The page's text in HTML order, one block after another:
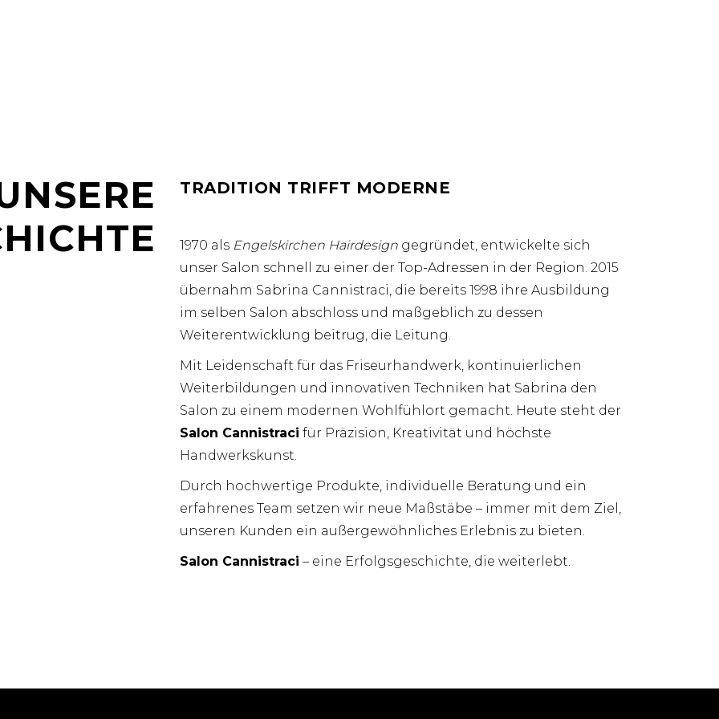
TRADITION TRIFFT MODERNE
1970 als Engelskirchen Hairdesign gegründet, entwickelte sich
unser Salon schnell zu einer der Top-Adressen in der Region. 2015
übernahm Sabrina Cannistraci, die bereits 1998 ihre Ausbildung
im selben Salon abschloss und maßgeblich zu dessen
Weiterentwicklung beitrug, die Leitung.
Mit Leidenschaft für das Friseurhandwerk, kontinuierlichen
Weiterbildungen und innovativen Techniken hat Sabrina den
Salon zu einem modernen Wohlfühlort gemacht. Heute steht der
Salon Cannistraci für Präzision, Kreativität und höchste
Handwerkskunst.
Durch hochwertige Produkte, individuelle Beratung und ein
erfahrenes Team setzen wir neue Maßstäbe – immer mit dem Ziel,
unseren Kunden ein außergewöhnliches Erlebnis zu bieten.
Salon Cannistraci – eine Erfolgsgeschichte, die weiterlebt.